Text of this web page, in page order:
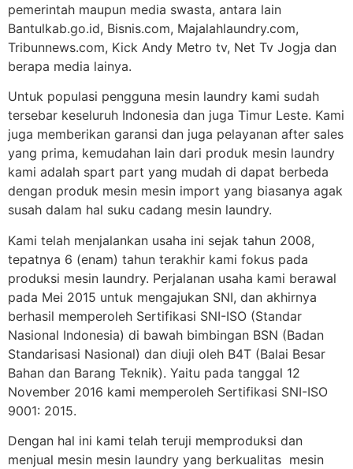
pemerintah maupun media swasta, antara lain
Bantulkab.go.id, Bisnis.com, Majalahlaundry.com,
Tribunnews.com, Kick Andy Metro tv, Net Tv Jogja dan
berapa media lainya.
Untuk populasi pengguna mesin laundry kami sudah
tersebar keseluruh Indonesia dan juga Timur Leste. Kami
juga memberikan garansi dan juga pelayanan after sales
yang prima, kemudahan lain dari produk mesin laundry
kami adalah spart part yang mudah di dapat berbeda
dengan produk mesin mesin import yang biasanya agak
susah dalam hal suku cadang mesin laundry.
Kami telah menjalankan usaha ini sejak tahun 2008,
tepatnya 6 (enam) tahun terakhir kami fokus pada
produksi mesin laundry. Perjalanan usaha kami berawal
pada Mei 2015 untuk mengajukan SNI, dan akhirnya
berhasil memperoleh Sertifikasi SNI-ISO (Standar
Nasional Indonesia) di bawah bimbingan BSN (Badan
Standarisasi Nasional) dan diuji oleh B4T (Balai Besar
Bahan dan Barang Teknik). Yaitu pada tanggal 12
November 2016 kami memperoleh Sertifikasi SNI-ISO
9001: 2015.
Dengan hal ini kami telah teruji memproduksi dan
menjual mesin mesin laundry yang berkualitas mesin